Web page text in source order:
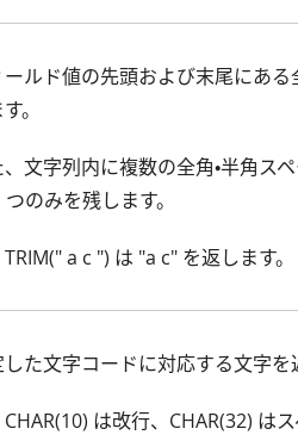
ールド値の先頭および末尾にある
。
、文字列内に複数の全角・半角ス
のみを残します。
a c ") は "a c" を返します。
た文字コードに対応する文字を
は改行、CHAR(32) はス